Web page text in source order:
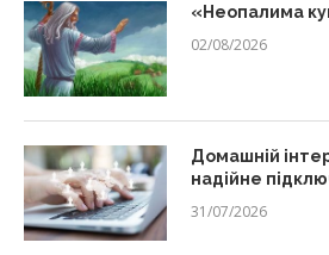
«Неопалима
02/08/2026
Домашній
надійне
31/07/2026